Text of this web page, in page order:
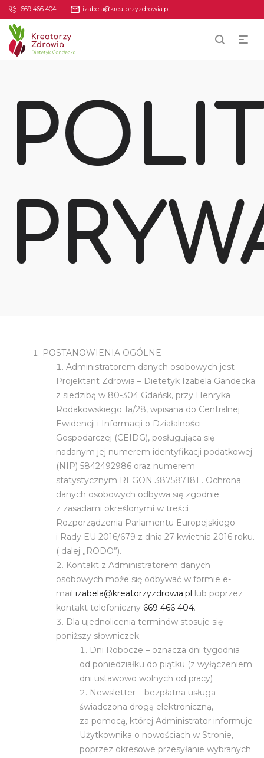
669 466 404 izabela@kreatorzyzdrowia.pl
POSTANOWIENIA OGÓLNE
Administratorem danych osobowych jest
Projektant Zdrowia – Dietetyk Izabela Gandecka
z siedzibą w 80-304 Gdańsk, przy Henryka
Rodakowskiego 1a/28, wpisana do Centralnej
Ewidencji i Informacji o Działalności
Gospodarczej (CEIDG), posługująca się
nadanym jej numerem identyfikacji podatkowej
(NIP) 5842492986 oraz numerem
statystycznym REGON 387587181 . Ochrona
danych osobowych odbywa się zgodnie
z zasadami określonymi w treści
Rozporządzenia Parlamentu Europejskiego
i Rady EU 2016/679 z dnia 27 kwietnia 2016 roku.
( dalej „RODO”).
Kontakt z Administratorem danych
osobowych może się odbywać w formie e-
mail izabela@kreatorzyzdrowia.pl lub poprzez
kontakt telefoniczny 669 466 404.
Dla ujednolicenia terminów stosuje się
poniższy słowniczek.
Dni Robocze – oznacza dni tygodnia
od poniedziałku do piątku (z wyłączeniem
dni ustawowo wolnych od pracy)
Newsletter – bezpłatna usługa
świadczona drogą elektroniczną,
za pomocą, której Administrator informuje
Użytkownika o nowościach w Stronie,
poprzez okresowe przesyłanie wybranych